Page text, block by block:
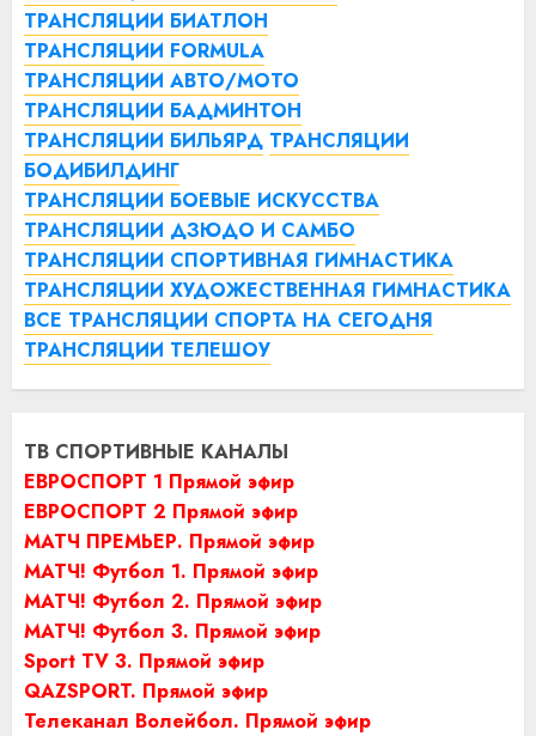
ТРАНСЛЯЦИИ БИАТЛОН
ТРАНСЛЯЦИИ FORMULA
ТРАНСЛЯЦИИ АВТО/МОТО
ТРАНСЛЯЦИИ БАДМИНТОН
ТРАНСЛЯЦИИ БИЛЬЯРД ТРАНСЛЯЦИИ
БОДИБИЛДИНГ
ТРАНСЛЯЦИИ БОЕВЫЕ ИСКУССТВА
ТРАНСЛЯЦИИ ДЗЮДО И САМБО
ТРАНСЛЯЦИИ СПОРТИВНАЯ ГИМНАСТИКА
ТРАНСЛЯЦИИ ХУДОЖЕСТВЕННАЯ ГИМНАСТИКА
ВСЕ ТРАНСЛЯЦИИ СПОРТА НА СЕГОДНЯ
ТРАНСЛЯЦИИ ТЕЛЕШОУ
ТВ СПОРТИВНЫЕ КАНАЛЫ
ЕВРОСПОРТ 1 Прямой эфир
ЕВРОСПОРТ 2 Прямой эфир
МАТЧ ПРЕМЬЕР. Прямой эфир
МАТЧ! Футбол 1. Прямой эфир
МАТЧ! Футбол 2. Прямой эфир
МАТЧ! Футбол 3. Прямой эфир
Sport TV 3. Прямой эфир
QAZSPORT. Прямой эфир
Телеканал Волейбол. Прямой эфир